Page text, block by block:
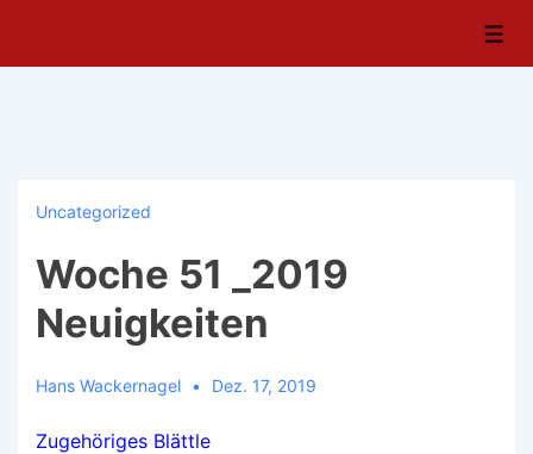
Uncategorized
Woche 51 _2019
Neuigkeiten
Hans Wackernagel Dez. 17, 2019
Zugehöriges Blättle